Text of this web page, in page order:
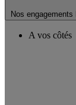
Nos engagements
A vos côtés